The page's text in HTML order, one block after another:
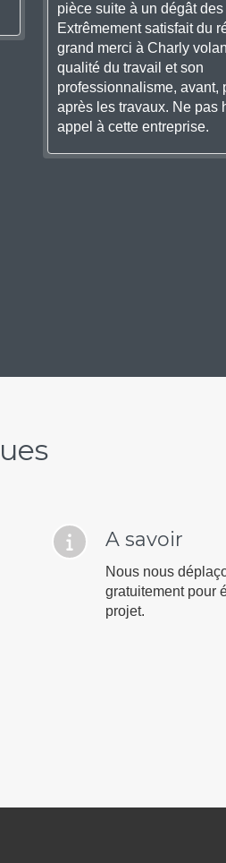
pièce suite à un dégât des
Extrêmement satisfait du
grand merci à Charly
qualité du travail et son
professionnalisme, avant,
après les travaux. Ne pas
appel à cette entreprise.
A savoir
Nous nous
gratuitement pour
projet.